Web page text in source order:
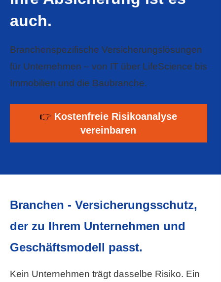
auch.
Branchenspezifische Versicherungslösungen
für Unternehmen – von IT über LifeScience bis
Immobilien und die Baubranche.
👉 Kostenfreie Risikoanalyse
vereinbaren
Branchen - Versicherungsschutz,
der zu Ihrem Unternehmen und
Geschäftsmodell passt.
Kein Unternehmen trägt dasselbe Risiko. Ein